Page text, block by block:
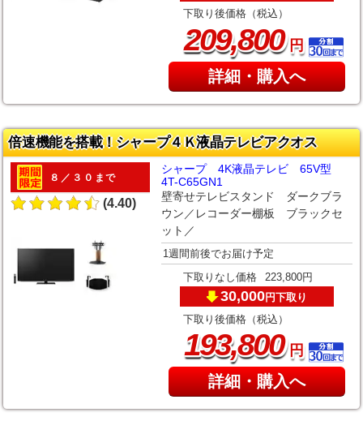
下取り後価格（税込）
209,800円
詳細・購入へ
倍速機能を搭載！シャープ４Ｋ液晶テレビアクオス
８／３０まで
(4.40)
シャープ 4K液晶テレビ 65V型
4T-C65GN1
壁寄せテレビスタンド ダークブラ
ウン／レコーダー棚板 ブラックセ
ット／
1週間前後でお届け予定
下取りなし価格 223,800円
30,000円下取り
下取り後価格（税込）
193,800円
詳細・購入へ